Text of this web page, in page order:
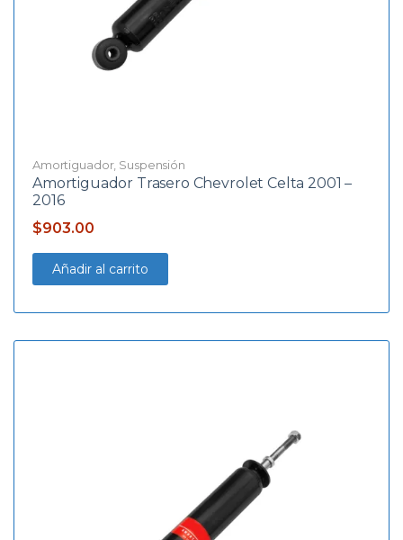
Amortiguador, Suspensión
Amortiguador Trasero Chevrolet Celta 2001 –
2016
$903.00
Añadir al carrito